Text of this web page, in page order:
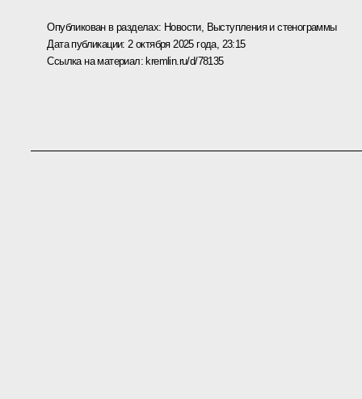
Опубликован в разделах: Новости, Выступления и стенограммы
Дата публикации: 2 октября 2025 года, 23:15
Ссылка на материал: kremlin.ru/d/78135